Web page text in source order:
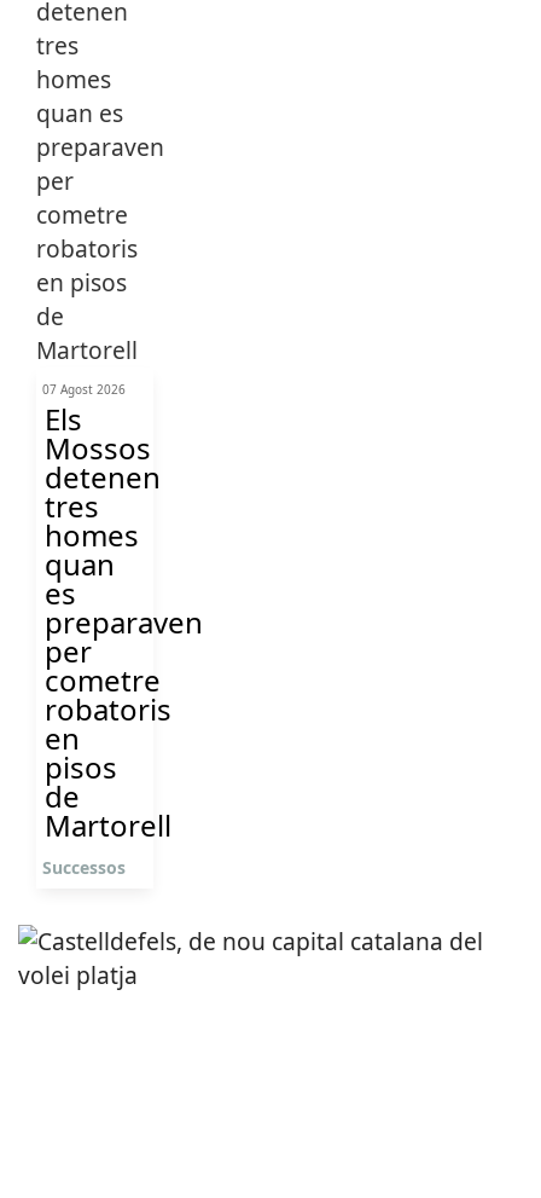
07 Agost 2026
Els
Mossos
detenen
tres
homes
quan
es
preparaven
per
cometre
robatoris
en
pisos
de
Martorell
Successos